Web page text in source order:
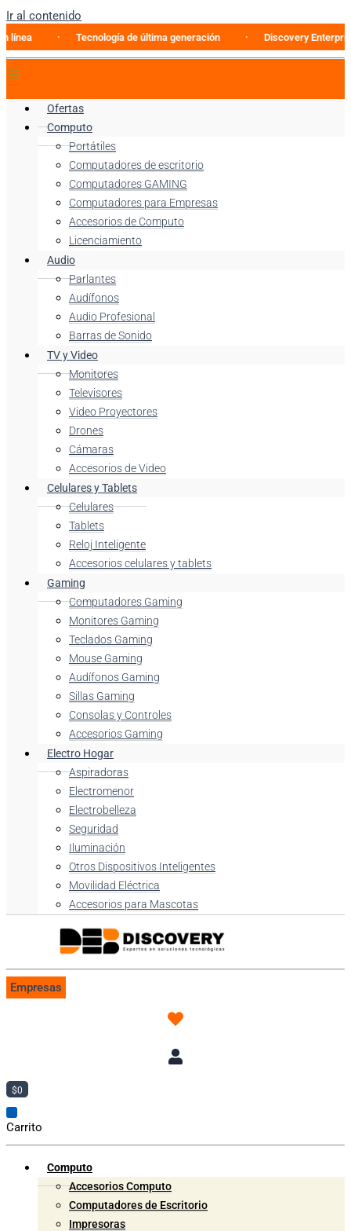
Ir al contenido
Tecnología de última generación Discovery Enterprise
Ofertas
Computo
Portátiles
Computadores de escritorio
Computadores GAMING
Computadores para Empresas
Accesorios de Computo
Licenciamiento
Audio
Parlantes
Audífonos
Audio Profesional
Barras de Sonido
TV y Video
Monitores
Televisores
Video Proyectores
Drones
Cámaras
Accesorios de Video
Celulares y Tablets
Celulares
Tablets
Reloj Inteligente
Accesorios celulares y tablets
Gaming
Computadores Gaming
Monitores Gaming
Teclados Gaming
Mouse Gaming
Audífonos Gaming
Sillas Gaming
Consolas y Controles
Accesorios Gaming
Electro Hogar
Aspiradoras
Electromenor
Electrobelleza
Seguridad
Iluminación
Otros Dispositivos Inteligentes
Movilidad Eléctrica
Accesorios para Mascotas
Empresas
$0
Carrito
Computo
Accesorios Computo
Computadores de Escritorio
Impresoras